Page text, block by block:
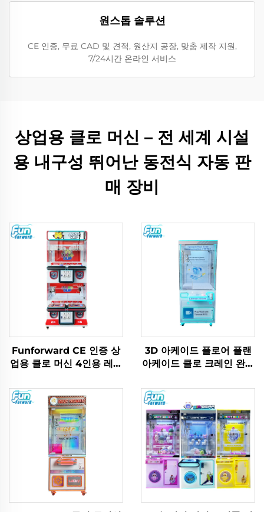
원스톱 솔루션
CE 인증, 무료 CAD 및 견적, 원산지 공장, 맞춤 제작 지원,
7/24시간 온라인 서비스
상업용 클로 머신 – 전 세계 시설
용 내구성 뛰어난 동전식 자동 판
매 장비
Funforward CE 인증 상
업용 클로 머신 4인용 레크
임 기계
3D 아케이드 플로어 플랜
아케이드 클로 크레인 완구
임 브랜드 아케이드 클로
머신